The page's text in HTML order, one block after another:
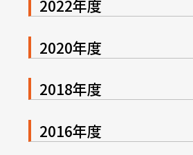
2022年度
2020年度
2018年度
2016年度